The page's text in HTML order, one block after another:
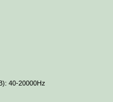
40-20000Hz